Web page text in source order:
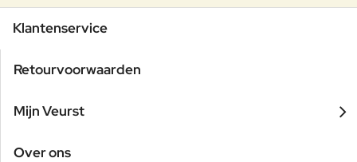
Klantenservice
Retourvoorwaarden
Mijn Veurst
Over ons